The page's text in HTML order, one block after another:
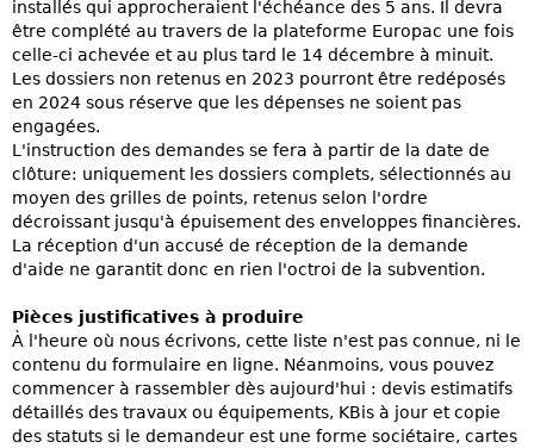
installés qui approcheraient l'échéance des 5 ans. Il devra
être complété au travers de la plateforme Europac une fois
celle-ci achevée et au plus tard le 14 décembre à minuit.
Les dossiers non retenus en 2023 pourront être redéposés
en 2024 sous réserve que les dépenses ne soient pas
engagées.
L'instruction des demandes se fera à partir de la date de
clôture: uniquement les dossiers complets, sélectionnés au
moyen des grilles de points, retenus selon l'ordre
décroissant jusqu'à épuisement des enveloppes financières.
La réception d'un accusé de réception de la demande
d'aide ne garantit donc en rien l'octroi de la subvention.
Pièces justificatives à produire
À l'heure où nous écrivons, cette liste n'est pas connue, ni le
contenu du formulaire en ligne. Néanmoins, vous pouvez
commencer à rassembler dès aujourd'hui : devis estimatifs
détaillés des travaux ou équipements, KBis à jour et copie
des statuts si le demandeur est une forme sociétaire, cartes